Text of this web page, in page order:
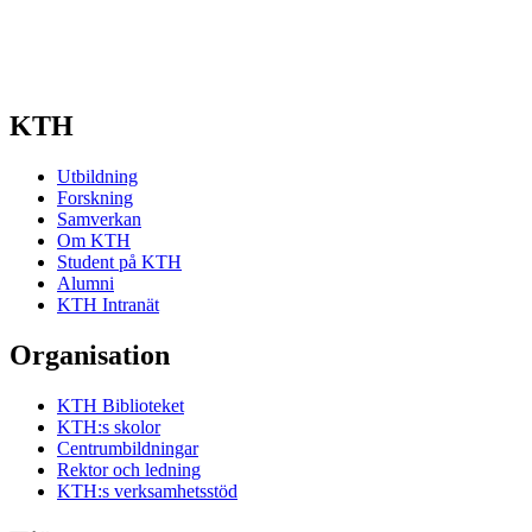
KTH
Utbildning
Forskning
Samverkan
Om KTH
Student på KTH
Alumni
KTH Intranät
Organisation
KTH Biblioteket
KTH:s skolor
Centrumbildningar
Rektor och ledning
KTH:s verksamhetsstöd